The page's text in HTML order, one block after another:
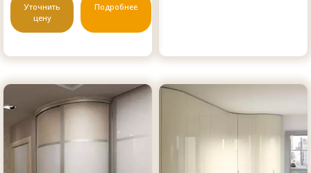
Уточнить
цену
Подробнее